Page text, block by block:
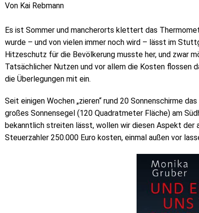
Von Kai Rebmann
Es ist Sommer und mancherorts klettert das
wurde – und von vielen immer noch wird – lässt im
Hitzeschutz für die Bevölkerung musste her, und zwar
Tatsächlicher Nutzen und vor allem die Kosten flossen
die Überlegungen mit ein.
Seit einigen Wochen „zieren“ rund 20 Sonnenschirme
großes Sonnensegel (120 Quadratmeter Fläche) am
bekanntlich streiten lässt, wollen wir diesen Aspekt der
Steuerzahler 250.000 Euro kosten, einmal außen vor